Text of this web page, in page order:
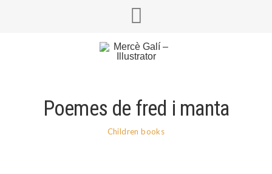
Poemes de fred i manta
Children books